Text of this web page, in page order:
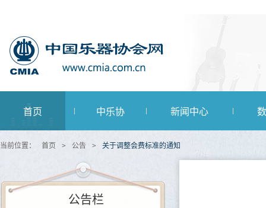
首页 中乐协 新闻中心
当前位置： 首页 > 公告 > 关于调整会费标准的通知
公告栏